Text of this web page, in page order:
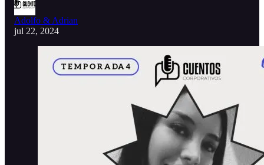
Adolfo & Adrian
jul 22, 2024